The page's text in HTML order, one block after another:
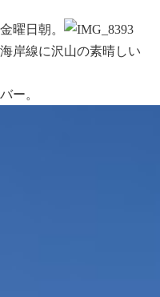
曜日朝。
岸線に沢山の素晴しい
ー。